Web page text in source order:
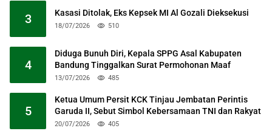
3 Kasasi Ditolak, Eks Kepsek MI Al Gozali Dieksekusi
18/07/2026 510
4
Diduga Bunuh Diri, Kepala SPPG Asal Kabupaten
Bandung Tinggalkan Surat Permohonan Maaf
13/07/2026 485
5
Ketua Umum Persit KCK Tinjau Jembatan Perintis
Garuda II, Sebut Simbol Kebersamaan TNI dan Rakyat
20/07/2026 405